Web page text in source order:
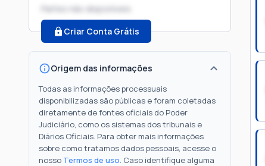
Partes não disponíveis
Criar Conta Grátis
Origem das informações
Todas as informações processuais
disponibilizadas são públicas e foram coletadas
diretamente de fontes oficiais do Poder
Judiciário, como os sistemas dos tribunais e
Diários Oficiais. Para obter mais informações
sobre como tratamos dados pessoais, acesse o
nosso Termos de uso. Caso identifique alguma